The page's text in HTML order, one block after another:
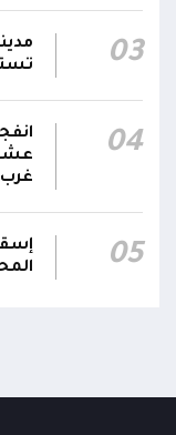
الإعلام
03
04
05